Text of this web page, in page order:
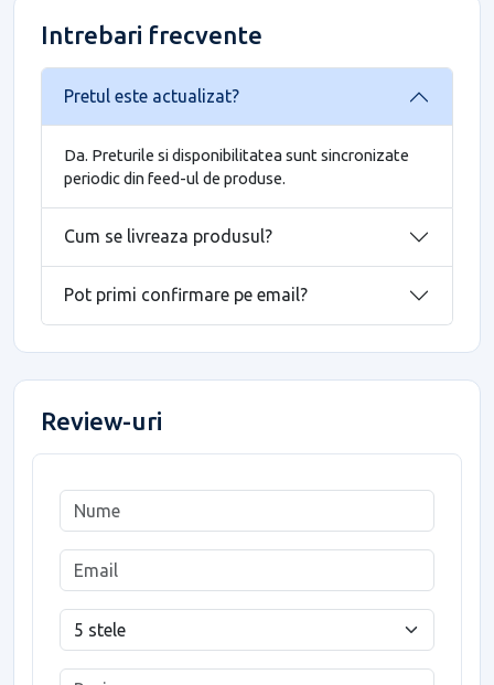
Intrebari frecvente
Pretul este actualizat?
Da. Preturile si disponibilitatea sunt sincronizate
periodic din feed-ul de produse.
Cum se livreaza produsul?
Pot primi confirmare pe email?
Review-uri